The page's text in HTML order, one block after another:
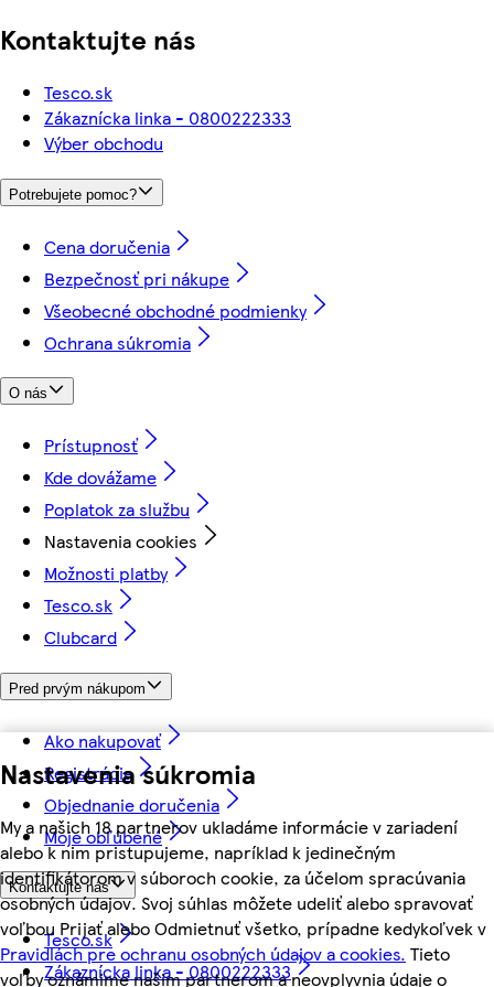
Nastavenia súkromia
My a našich 18 partnerov ukladáme informácie v zariadení
alebo k nim pristupujeme, napríklad k jedinečným
identifikátorom v súboroch cookie, za účelom spracúvania
osobných údajov. Svoj súhlas môžete udeliť alebo spravovať
voľbou Prijať alebo Odmietnuť všetko, prípadne kedykoľvek v
Pravidlách pre ochranu osobných údajov a cookies. Tieto
voľby oznámime našim partnerom a neovplyvnia údaje o
Kontaktujte nás
Tesco.sk
Zákaznícka linka - 0800222333
Výber obchodu
Potrebujete pomoc?
Cena doručenia
Bezpečnosť pri nákupe
Všeobecné obchodné podmienky
Ochrana súkromia
O nás
Prístupnosť
Kde dovážame
Poplatok za službu
Nastavenia cookies
Možnosti platby
Tesco.sk
Clubcard
Pred prvým nákupom
Ako nakupovať
Registrácia
Objednanie doručenia
Moje obľúbené
Kontaktujte nás
Tesco.sk
Zákaznícka linka - 0800222333